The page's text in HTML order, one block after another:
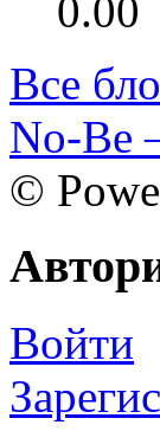
0.00
Все
No-Be
©
Войти